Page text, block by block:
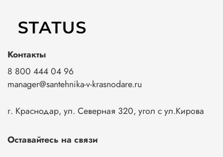
Контакты
8 800 444 04 96
manager@santehnika-v-krasnodare.ru
г. Краснодар, ул. Северная 320, угол с ул.Кирова
Оставайтесь на связи